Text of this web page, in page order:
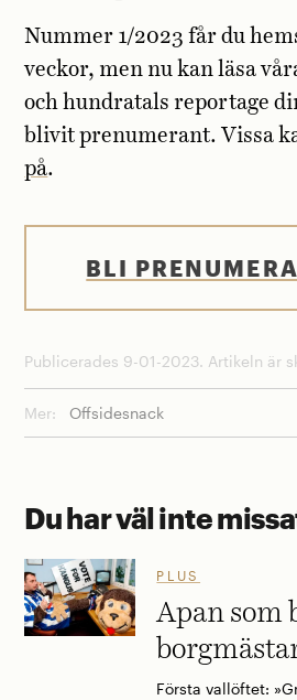
Nummer 1/2023 får du
veckor, men nu kan läsa
och hundratals reportage
blivit prenumerant. Vissa
på.
BLI
Publicerades 9-01-2023. Artikeln är
Mer: Offsidesnack
Du har väl inte
PLUS
Apan som
Första vallöftet: